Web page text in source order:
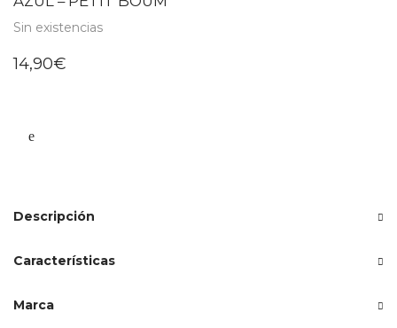
Sin existencias
14,90€
Descripción
Características
Marca